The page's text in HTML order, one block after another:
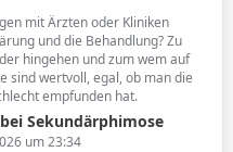
mit Ärzten oder Kliniken
und die Behandlung? Zu
hingehen und zum wem auf
sind wertvoll, egal, ob man die
empfunden hat.
Sekundärphimose
um 23:34